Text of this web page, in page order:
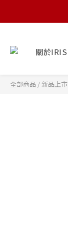
關於IRIS
全部商品 /新品上市